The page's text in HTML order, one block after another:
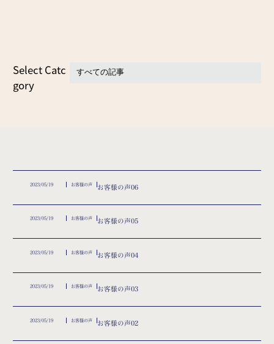
Select Catc
gory
2023/05/19 お客様の声 お客様の声06
2023/05/19 お客様の声 お客様の声05
2023/05/19 お客様の声 お客様の声04
2023/05/19 お客様の声 お客様の声03
2023/05/19 お客様の声 お客様の声02